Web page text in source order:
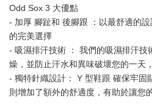
Odd Sox 3 大優點
- 加厚 腳趾和 後腳跟 ：以最舒適的
的完美選擇
- 吸濕排汗技術 ： 我們的吸濕排汗技
燥，並防止汗水和異味破壞您的一天
- 獨特針織設計： Y 型鞋跟 確保牢固
則增加了額外的舒適度，有助於讓您